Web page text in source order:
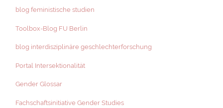
blog feministische studien
Toolbox-Blog FU Berlin
blog interdisziplinäre geschlechterforschung
Portal Intersektionalität
Gender Glossar
Fachschaftsinitiative Gender Studies